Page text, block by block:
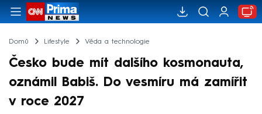
Domů Lifestyle Věda a technologie
Česko bude mít dalšího kosmonauta,
oznámil Babiš. Do vesmíru má zamířit
v roce 2027